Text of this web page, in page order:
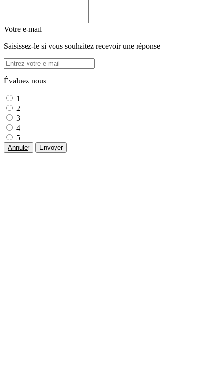
Votre e-mail
Saisissez-le si vous souhaitez recevoir une réponse
Évaluez-nous
1
2
3
4
5
Annuler Envoyer